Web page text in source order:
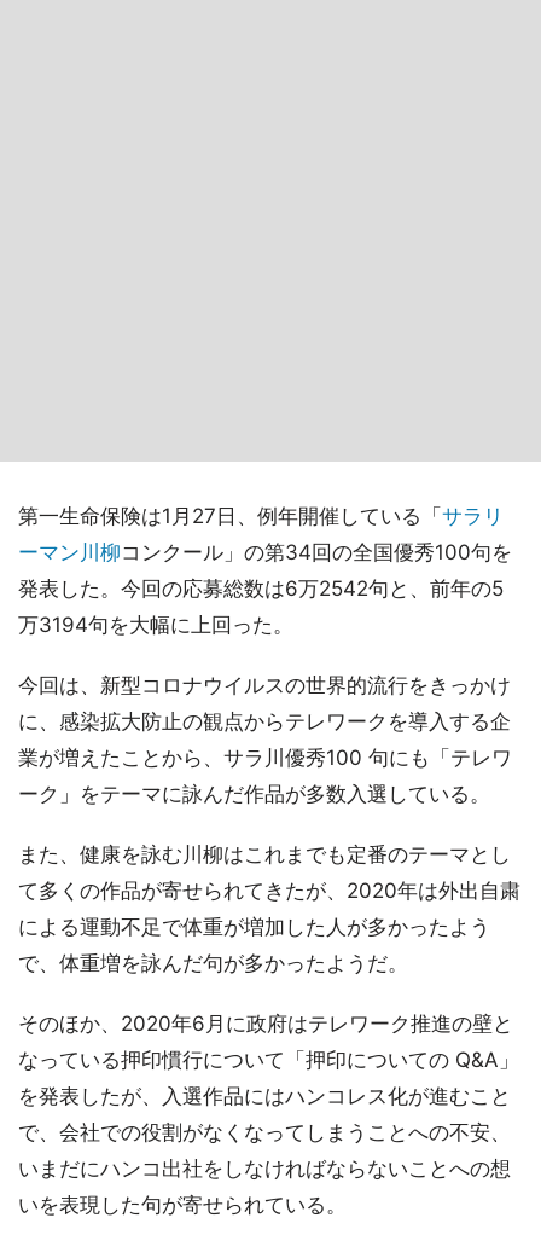
第一生命保険は1月27日、例年開催している「 サラリ
ーマン川柳コンクール」の第34回の全国優秀100句を
発表した。今回の応募総数は6万2542句と、前年の5
万3194句を大幅に上回った。
今回は、新型コロナウイルスの世界的流行をきっかけ
に、感染拡大防止の観点からテレワークを導入する企
業が増えたことから、サラ川優秀100 句にも「テレワ
ーク」をテーマに詠んだ作品が多数入選している。
また、健康を詠む川柳はこれまでも定番のテーマとし
て多くの作品が寄せられてきたが、2020年は外出自粛
による運動不足で体重が増加した人が多かったよう
で、体重増を詠んだ句が多かったようだ。
そのほか、2020年6月に政府はテレワーク推進の壁と
なっている押印慣行について「押印についての Q&A」
を発表したが、入選作品にはハンコレス化が進むこと
で、会社での役割がなくなってしまうことへの不安、
いまだにハンコ出社をしなければならないことへの想
いを表現した句が寄せられている。